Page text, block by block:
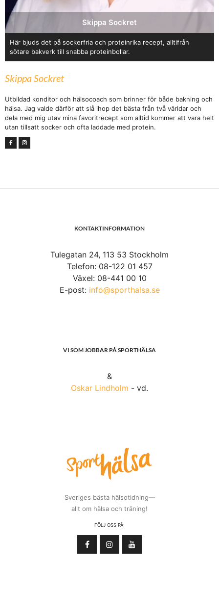
Skippa Sockret
Här bjuds det på sockerfria och proteinrika recept, alltifrån
sötare bakverk till snabba proteinbollar.
Skippa Sockret
Utbildad konditor och hälsocoach som brinner för både bakning och
hälsa. Jag valde därför att slå ihop det bästa från två världar och
dela med mig utav mina favoritrecept som alltid kommer att vara helt
utan tillsatt socker och ofta laddade med protein.
KONTAKTINFORMATION
Tulegatan 24, 113 53 Stockholm
Telefon: 08-122 01 457
Växel: 08-441 00 10
E-post: info@sporthalsa.se
VI SOM JOBBAR PÅ SPORTHÄLSA
&
Oskar Lindholm - vd.
Sveriges bästa hälsotidning—
allt om hälsa och träning!
FÖLJ OSS PÅ: